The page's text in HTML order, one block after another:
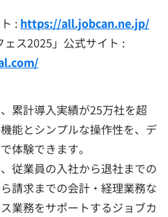
: https://all.jobcan.ne.jp/
ェス2025」公式サイト :
累計導入実績が25万社を超
能とシンプルな操作性を、デ
体験できます。
従業員の入社から退社までの
請求までの会計・経理業務な
業務をサポートするジョブカ